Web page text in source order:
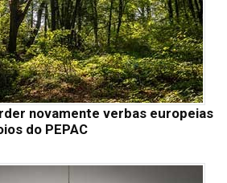
novamente verbas europeias
do PEPAC